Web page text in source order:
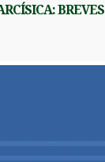
BREVES